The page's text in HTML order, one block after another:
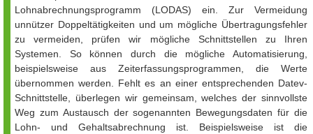
Lohnabrechnungsprogramm (LODAS) ein. Zur Vermeidung
unnützer Doppeltätigkeiten und um mögliche Übertragungsfehler
zu vermeiden, prüfen wir mögliche Schnittstellen zu Ihren
Systemen. So können durch die mögliche Automatisierung,
beispielsweise aus Zeiterfassungsprogrammen, die Werte
übernommen werden. Fehlt es an einer entsprechenden Datev-
Schnittstelle, überlegen wir gemeinsam, welches der sinnvollste
Weg zum Austausch der sogenannten Bewegungsdaten für die
Lohn- und Gehaltsabrechnung ist. Beispielsweise ist die